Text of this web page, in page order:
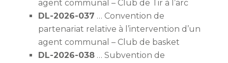
agent communal – Club de Tir à l’arc
DL-2026-037 … Convention de
partenariat relative à l’intervention d’un
agent communal – Club de basket
DL-2026-038 … Subvention de